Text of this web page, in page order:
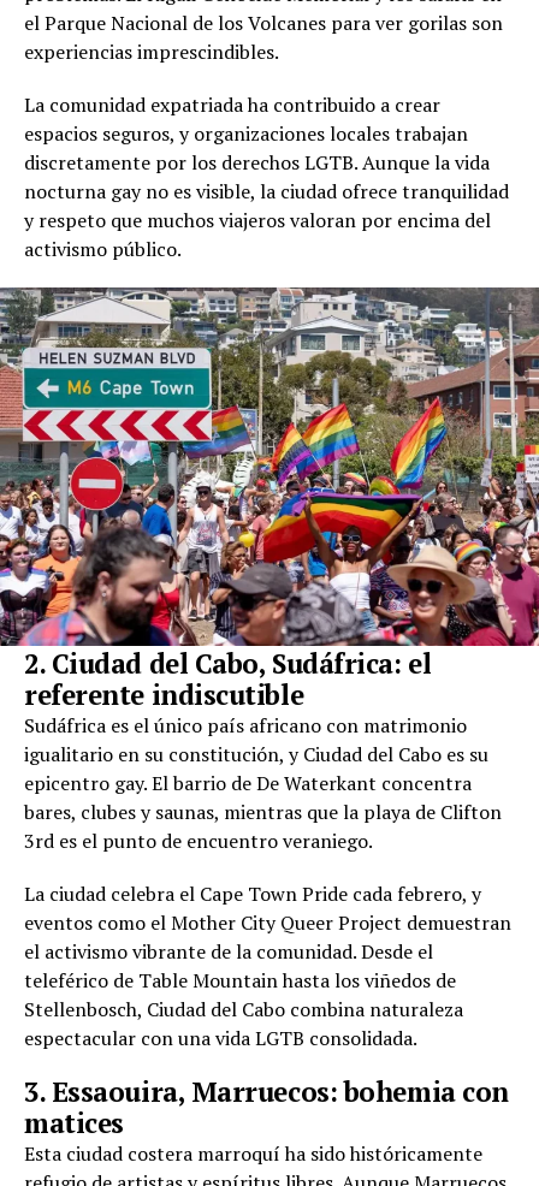
el Parque Nacional de los Volcanes para ver gorilas son
experiencias imprescindibles.
La comunidad expatriada ha contribuido a crear
espacios seguros, y organizaciones locales trabajan
discretamente por los derechos LGTB. Aunque la vida
nocturna gay no es visible, la ciudad ofrece tranquilidad
y respeto que muchos viajeros valoran por encima del
activismo público.
2. Ciudad del Cabo, Sudáfrica: el
referente indiscutible
Sudáfrica es el único país africano con matrimonio
igualitario en su constitución, y Ciudad del Cabo es su
epicentro gay. El barrio de De Waterkant concentra
bares, clubes y saunas, mientras que la playa de Clifton
3rd es el punto de encuentro veraniego.
La ciudad celebra el Cape Town Pride cada febrero, y
eventos como el Mother City Queer Project demuestran
el activismo vibrante de la comunidad. Desde el
teleférico de Table Mountain hasta los viñedos de
Stellenbosch, Ciudad del Cabo combina naturaleza
espectacular con una vida LGTB consolidada.
3. Essaouira, Marruecos: bohemia con
matices
Esta ciudad costera marroquí ha sido históricamente